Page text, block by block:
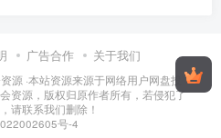
广告合作 关于我们
源 ·本站资源来源于网络用户网盘投
资源，版权归原作者所有，若侵犯了
请联系我们删除！
号-4